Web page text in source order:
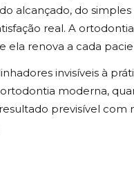
alcançado, do simples
real. A
ela renova a cada
invisíveis à
moderna,
previsível com